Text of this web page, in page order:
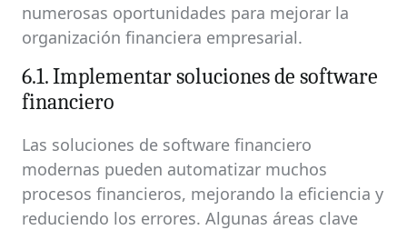
numerosas oportunidades para mejorar la
organización financiera empresarial.
6.1. Implementar soluciones de software
financiero
Las soluciones de software financiero
modernas pueden automatizar muchos
procesos financieros, mejorando la eficiencia y
reduciendo los errores. Algunas áreas clave